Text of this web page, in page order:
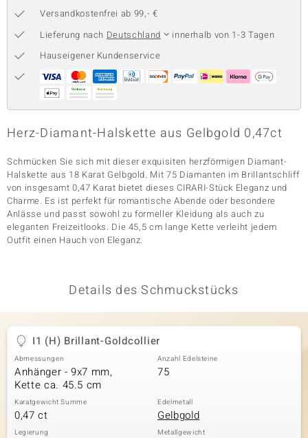
Versandkostenfrei ab 99,- €
Lieferung nach Deutschland
innerhalb von 1-3 Tagen
Hauseigener Kundenservice
Herz-Diamant-Halskette aus Gelbgold 0,47ct
Schmücken Sie sich mit dieser exquisiten herzförmigen Diamant-
Halskette aus 18 Karat Gelbgold. Mit 75 Diamanten im Brillantschliff
von insgesamt 0,47 Karat bietet dieses CIRARI-Stück Eleganz und
Charme. Es ist perfekt für romantische Abende oder besondere
Anlässe und passt sowohl zu formeller Kleidung als auch zu
eleganten Freizeitlooks. Die 45,5 cm lange Kette verleiht jedem
Outfit einen Hauch von Eleganz.
Details des Schmuckstücks
I1 (H) Brillant-Goldcollier
Abmessungen
Anhänger - 9x7 mm,
Kette ca. 45.5 cm
Anzahl Edelsteine
75
Karatgewicht Summe
0,47 ct
Edelmetall
Gelbgold
Legierung Metallgewicht